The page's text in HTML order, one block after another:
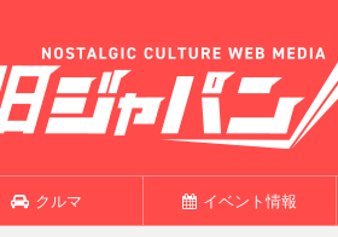
クルマ イベント情報